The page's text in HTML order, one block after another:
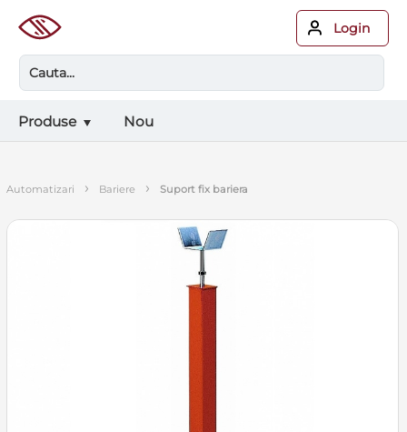
Login
Produse Nou
automatizari › bariere › suport fix bariera